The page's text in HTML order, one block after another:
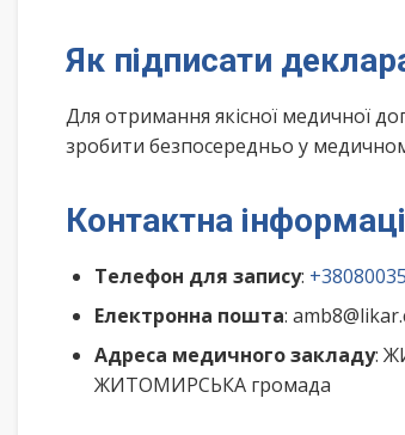
Як підписати
Для отримання якісної медичної
зробити безпосередньо у
Контактна
Телефон для запису:
Електронна пошта:
Адреса медичного закладу:
ЖИТОМИРСЬКА громада